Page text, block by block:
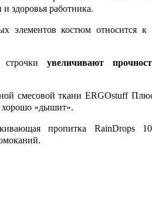
здоровья работника.
элементов костюм относится к
строчки увеличивают
смесовой ткани ERGOstuff
хорошо «дышит».
пропитка RainDrops